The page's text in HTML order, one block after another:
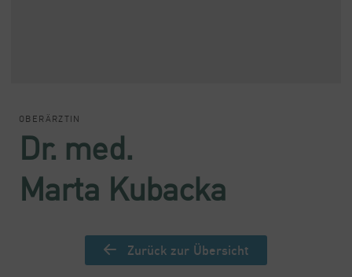
OBERÄRZTIN
Dr. med.
Marta Kubacka
Zurück zur Übersicht